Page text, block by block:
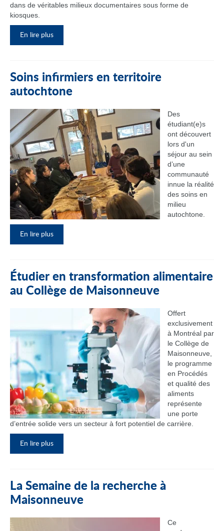
dans de véritables milieux documentaires sous forme de
kiosques.
En lire plus
Soins infirmiers en territoire
autochtone
Des
étudiant(e)s
ont découvert
lors d'un
séjour au sein
d’une
communauté
innue la réalité
des soins en
milieu
autochtone.
En lire plus
Étudier en transformation alimentaire
au Collège de Maisonneuve
Offert
exclusivement
à Montréal par
le Collège de
Maisonneuve,
le programme
en Procédés
et qualité des
aliments
représente
une porte
d’entrée solide vers un secteur à fort potentiel de carrière.
En lire plus
La Semaine de la recherche à
Maisonneuve
Ce